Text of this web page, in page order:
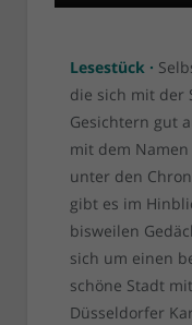
Lesestück ·
die sich mit der
Gesichtern gut
mit dem
unter den
gibt es im
bisweilen
sich um einen
schöne Stadt
Düsseldorfer